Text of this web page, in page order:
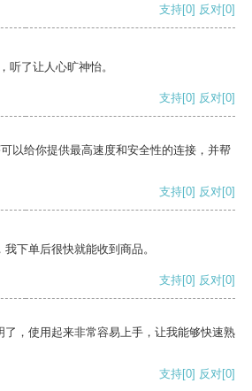
支持[0] 反对[0]
听了让人心旷神怡。
支持[0] 反对[0]
以给你提供最高速度和安全性的连接，并帮
支持[0] 反对[0]
下单后很快就能收到商品。
支持[0] 反对[0]
了，使用起来非常容易上手，让我能够快速熟
支持[0] 反对[0]